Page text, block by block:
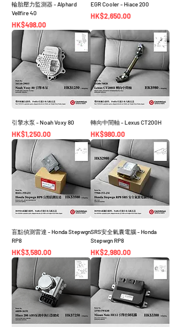
輪胎壓力監測器 - Alphard
Vellfire 40
價格
HK$498.00
EGR Cooler - Hiace 200
價格
HK$2,650.00
引擎水泵 - Noah Voxy 80
價格
HK$1,250.00
轉向中間軸 - Lexus CT200H
價格
HK$980.00
盲點偵測雷達 - Honda Stepwgn
RP8
價格
HK$3,580.00
SRS安全氣囊電腦 - Honda
Stepwgn RP8
價格
HK$2,980.00